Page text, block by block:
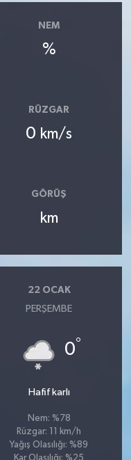
NEM
%
RÜZGAR
0 km/s
GÖRÜŞ
km
22 OCAK
PERŞEMBE
0°
Hafif karlı
Nem: %78
Rüzgar: 11 km/h
Yağış Olasılığı: %89